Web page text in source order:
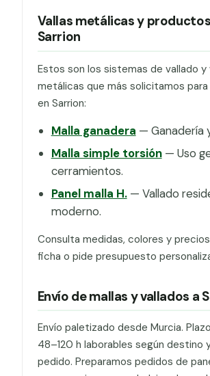
Vallas metálicas y
Sarrion
Estos son los sistemas de vallado y
metálicas que más solicitamos
en Sarrion:
Malla ganadera — Ganadería
Malla simple torsión— Uso
cerramientos.
Panel malla H.— Vallado
moderno.
Consulta medidas, colores y
ficha o pide presupuesto
Envío de mallas y vallados a
Envío paletizado desde Murcia.
48–120 h laborables según destino
pedido. Preparamos pedidos de